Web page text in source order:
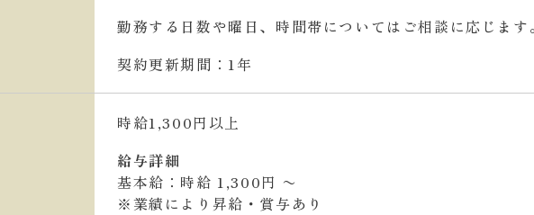
勤務する日数や曜日、時間帯についてはご相談に応じます。
契約更新期間：1年
時給1,300円以上
給与詳細
基本給：時給 1,300円 〜
※業績により昇給・賞与あり